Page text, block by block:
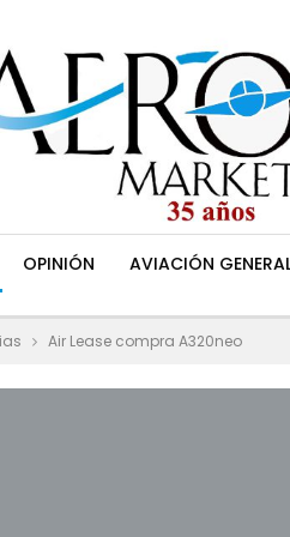
OPINIÓN AVIACIÓN
Air Lease compra A320neo